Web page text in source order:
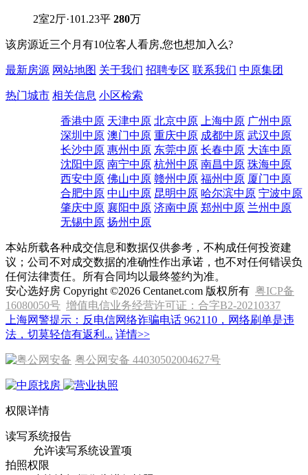
2室2厅·101.23平 280万
该房源近三个月有10位客人看房,您也想加入么?
最新房源 网站地图 关于我们 招聘专区 联系我们 中原集团
热门城市 相关信息 小区检索
香港中原 天津中原 北京中原 上海中原 广州中原
深圳中原 澳门中原 重庆中原 成都中原 武汉中原
长沙中原 惠州中原 东莞中原 长春中原 大连中原
沈阳中原 南宁中原 杭州中原 南昌中原 珠海中原
西安中原 佛山中原 赣州中原 福州中原 厦门中原
合肥中原 中山中原 昆明中原 哈尔滨中原 宁波中原
肇庆中原 襄阳中原 济南中原 郑州中原 兰州中原
无锡中原 扬州中原
本站所载各种成交信息和数据仅供参考，不构成任何投资建
议；公司不对成交数据的准确性作出承诺，也不对任何错误负
任何法律责任。所有合同均以最终签约为准。
安心选好房 Copyright ©2026 Centanet.com 版权所有 粤ICP备
16080050号 增值电信业务经营许可证：合字B2-20210337
上海网警提示：反电信网络诈骗电话 962110，网络刷单是违
法，切莫轻信有返利... 详情>>
粤公网安备 44030502004627号
权限详情
读写系统报告
允许读写系统设置项
拍照权限